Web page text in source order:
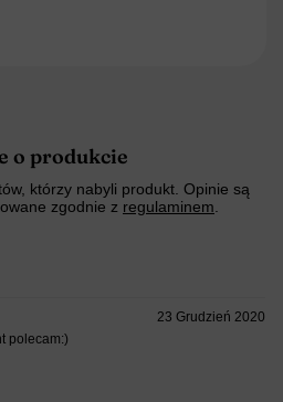
o produkcie
którzy nabyli produkt. Opinie są
zgodnie z regulaminem
23 Grudzień 2020
polecam:)